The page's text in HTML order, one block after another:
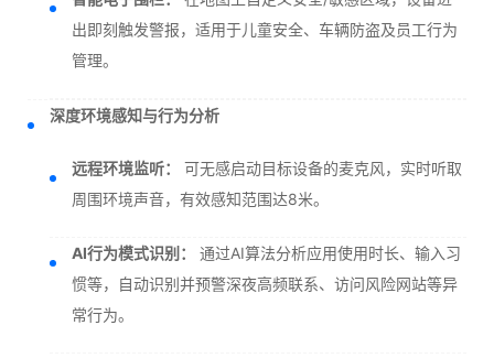
出即刻触发警报，适用于儿童安全、车辆防盗及员工行为
管理。
深度环境感知与行为分析
远程环境监听：
可无感启动目标设备的麦克风，实时听取
周围环境声音，有效感知范围达8米。
AI行为模式识别：
通过AI算法分析应用使用时长、输入习
惯等，自动识别并预警深夜高频联系、访问风险网站等异
常行为。